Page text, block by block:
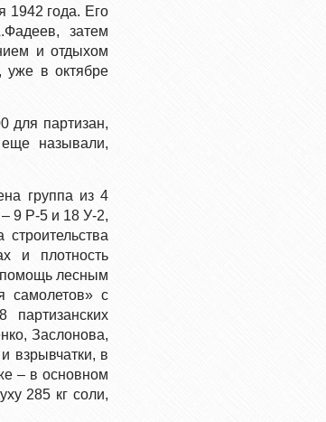
1942 года. Его
затем
и отдыхом
уже в октябре
для партизан,
называли,
группа из 4
9 Р-5 и 18 У-2,
и плотность
помощь лесным
самолетов» с
партизанских
Заслонова,
взрывчатки, в
– в основном
285 кг соли,